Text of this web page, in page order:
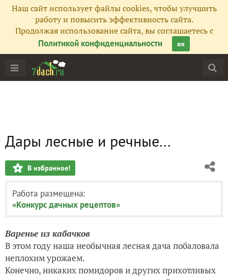
Наш сайт использует файлы cookies, чтобы улучшить
работу и повысить эффективность сайта.
Продолжая использование сайта, вы соглашаетесь с
Политикой конфиденциальности
ок
Дары лесные и речные...
В избранное!
Работа размещена:
«Конкурс дачных рецептов»
Варенье из кабачков
В этом году наша необычная лесная дача побаловала
неплохим урожаем.
Конечно, никаких помидоров и других прихотливых